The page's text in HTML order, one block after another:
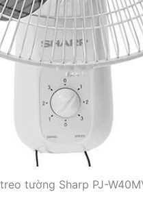
tường Sharp PJ-